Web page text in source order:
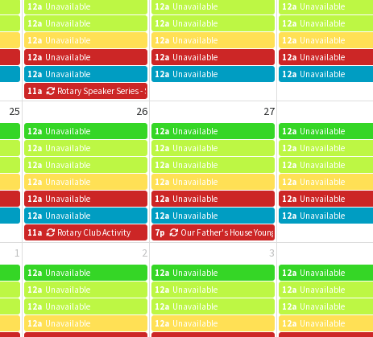
12a Unavailable 12a Unavailable 12a Unavailable
12a Unavailable 12a Unavailable 12a Unavailable
12a Unavailable 12a Unavailable 12a Unavailable
12a Unavailable 12a Unavailable 12a Unavailable
12a Unavailable 12a Unavailable 12a Unavailable
11a
Rotary Speaker Series - See Events for Details
25 26 27
12a Unavailable 12a Unavailable 12a Unavailable
12a Unavailable 12a Unavailable 12a Unavailable
12a Unavailable 12a Unavailable 12a Unavailable
12a Unavailable 12a Unavailable 12a Unavailable
12a Unavailable 12a Unavailable 12a Unavailable
12a Unavailable 12a Unavailable 12a Unavailable
11a
Rotary Club Activity 7p Our Father's House Young Adults Group
1 2 3
12a Unavailable 12a Unavailable 12a Unavailable
12a Unavailable 12a Unavailable 12a Unavailable
12a Unavailable 12a Unavailable 12a Unavailable
12a Unavailable 12a Unavailable 12a Unavailable